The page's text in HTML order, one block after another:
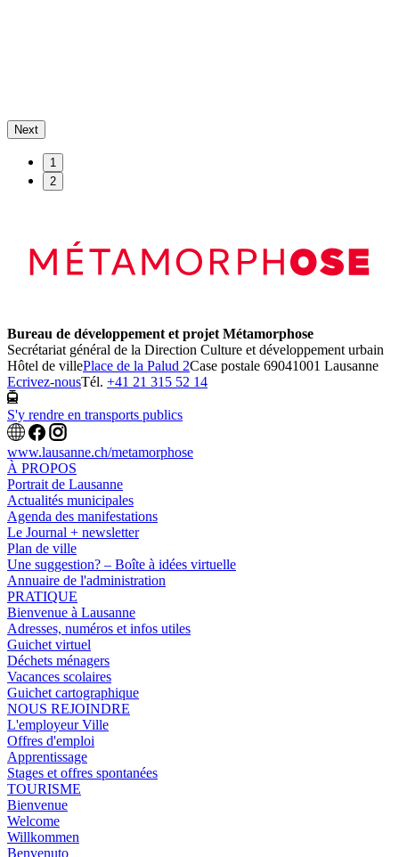
Next
1
2
Bureau de développement et projet Métamorphose
Secrétariat général de la Direction Culture et développement urbain
Hôtel de villePlace de la Palud 2Case postale 69041001 Lausanne
Ecrivez-nousTél. +41 21 315 52 14
S'y rendre en transports publics
www.lausanne.ch/metamorphose
À PROPOS
Portrait de Lausanne
Actualités municipales
Agenda des manifestations
Le Journal + newsletter
Plan de ville
Une suggestion? – Boîte à idées virtuelle
Annuaire de l'administration
PRATIQUE
Bienvenue à Lausanne
Adresses, numéros et infos utiles
Guichet virtuel
Déchets ménagers
Vacances scolaires
Guichet cartographique
NOUS REJOINDRE
L'employeur Ville
Offres d'emploi
Apprentissage
Stages et offres spontanées
TOURISME
Bienvenue
Welcome
Willkommen
Benvenuto